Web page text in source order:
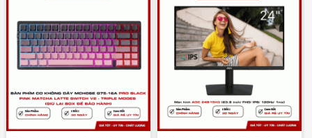
RAM, SSD, màn hình và khả năng nâng cấp hợp lý.
Tổng hợp 7 laptop sinh viên dưới 15 triệu
nên mua
Bạn tìm laptop cho sinh viên dưới 15 triệu mượt
laptop bền, cấu hình mạnh cho sinh viên sử dụng
4 năm đại học.
Dịch vụ build PC đồ họa tại Đồng Nai theo
yêu cầu, giá tốt, uy tín